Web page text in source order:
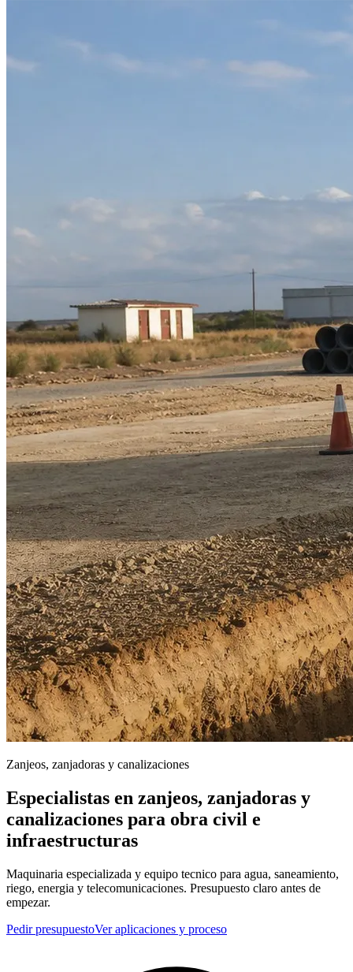
Zanjeos, zanjadoras y canalizaciones
Especialistas en zanjeos, zanjadoras y
canalizaciones para obra civil e
infraestructuras
Maquinaria especializada y equipo tecnico para agua, saneamiento,
riego, energia y telecomunicaciones. Presupuesto claro antes de
empezar.
Pedir presupuestoVer aplicaciones y proceso